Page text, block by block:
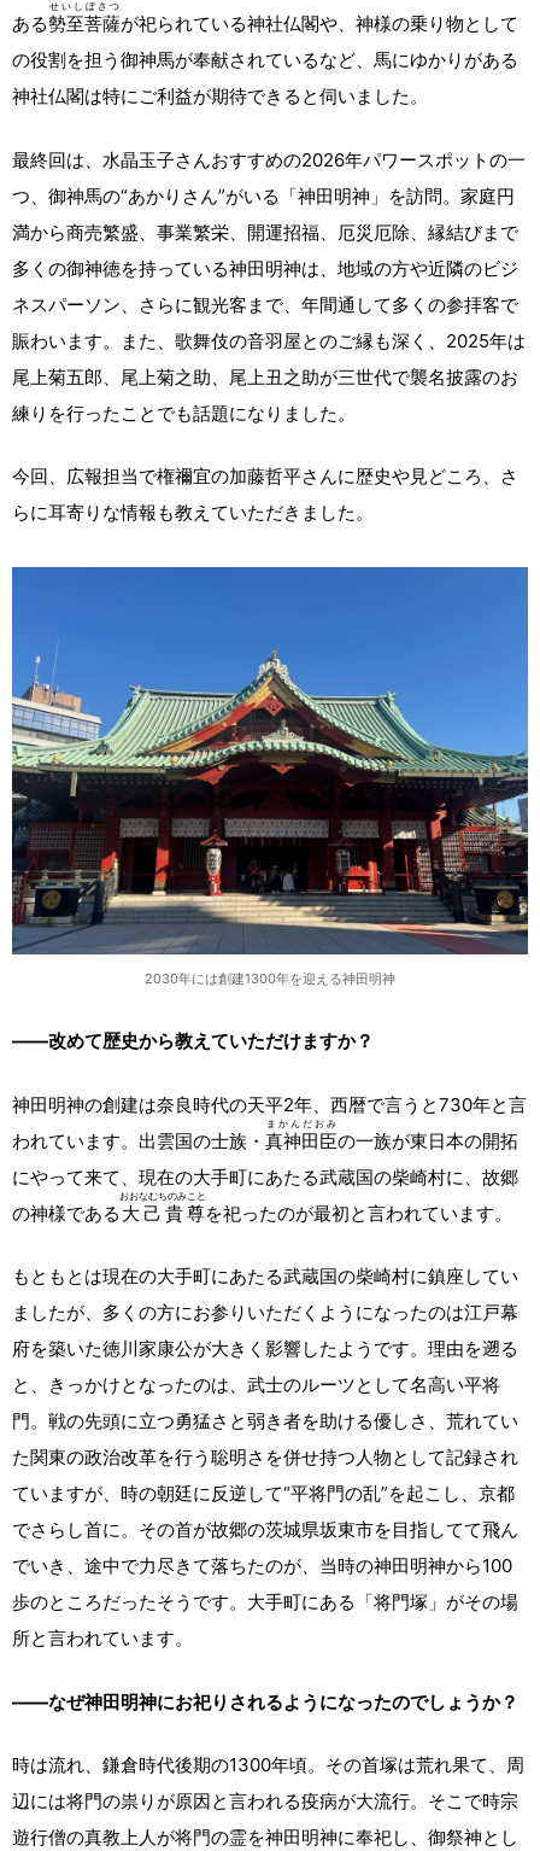
ある勢至菩薩
せいしぼさつ
が祀られている神社仏閣や、神様の乗り物として
の役割を担う御神馬が奉献されているなど、馬にゆかりがある
神社仏閣は特にご利益が期待できると伺いました。
最終回は、水晶玉子さんおすすめの2026年パワースポットの一
つ、御神馬の“あかりさん”がいる「神田明神」を訪問。家庭円
満から商売繁盛、事業繁栄、開運招福、厄災厄除、縁結びまで
多くの御神徳を持っている神田明神は、地域の方や近隣のビジ
ネスパーソン、さらに観光客まで、年間通して多くの参拝客で
賑わいます。また、歌舞伎の音羽屋とのご縁も深く、2025年は
尾上菊五郎、尾上菊之助、尾上丑之助が三世代で襲名披露のお
練りを行ったことでも話題になりました。
今回、広報担当で権禰宜の加藤哲平さんに歴史や見どころ、さ
らに耳寄りな情報も教えていただきました。
2030年には創建1300年を迎える神田明神
――改めて歴史から教えていただけますか？
神田明神の創建は奈良時代の天平2年、西暦で言うと730年と言
われています。出雲国の士族・ 真神田臣
まかんだおみ
の一族が東日本の開拓
にやって来て、現在の大手町にあたる武蔵国の柴崎村に、故郷
の神様である 大己貴尊
おおなむちのみこと
を祀ったのが最初と言われています。
もともとは現在の大手町にあたる武蔵国の柴崎村に鎮座してい
ましたが、多くの方にお参りいただくようになったのは江戸幕
府を築いた徳川家康公が大きく影響したようです。理由を遡る
と、きっかけとなったのは、武士のルーツとして名高い平将
門。戦の先頭に立つ勇猛さと弱き者を助ける優しさ、荒れてい
た関東の政治改革を行う聡明さを併せ持つ人物として記録され
ていますが、時の朝廷に反逆して“平将門の乱”を起こし、京都
でさらし首に。その首が故郷の茨城県坂東市を目指してて飛ん
でいき、途中で力尽きて落ちたのが、当時の神田明神から100
歩のところだったそうです。大手町にある「将門塚」がその場
所と言われています。
――なぜ神田明神にお祀りされるようになったのでしょうか？
時は流れ、鎌倉時代後期の1300年頃。その首塚は荒れ果て、周
辺には将門の祟りが原因と言われる疫病が大流行。そこで時宗
遊行僧の真教上人が将門の霊を神田明神に奉祀し、御祭神とし